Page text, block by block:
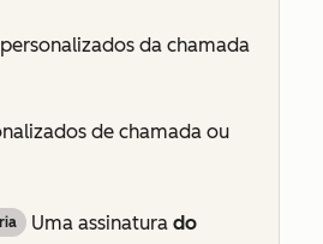
da chamada
de chamada ou
Uma assinatura do